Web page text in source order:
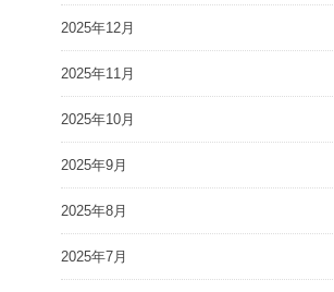
2025年12月
2025年11月
2025年10月
2025年9月
2025年8月
2025年7月